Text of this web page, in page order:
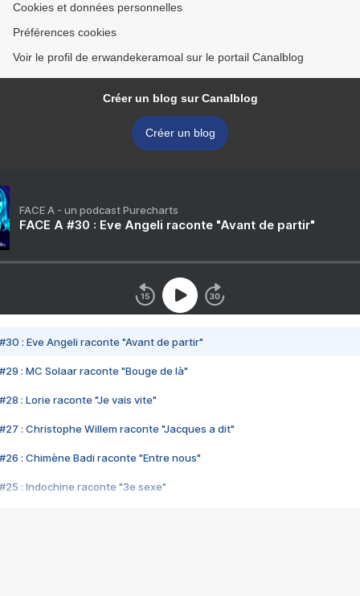
Cookies et données personnelles
Préférences cookies
Voir le profil de erwandekeramoal sur le portail Canalblog
Créer un blog sur Canalblog
Créer un blog
FACE A - un podcast Purecharts
FACE A #30 : Eve Angeli raconte "Avant de partir"
#30 : Eve Angeli raconte "Avant de partir"
#29 : MC Solaar raconte "Bouge de là"
#28 : Lorie raconte "Je vais vite"
#27 : Christophe Willem raconte "Jacques a dit"
#26 : Chimène Badi raconte "Entre nous"
#25 : Indochine raconte "3e sexe"